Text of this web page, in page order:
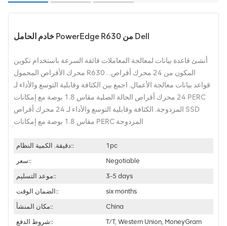
خادم الحامل PowerEdge R630 من Dell
أنشئ قاعدة بيانات لمعالجة المعاملات فائقة السرعة باستخدام تكوين
محرك الأقراص المحمول R630 المكون من 24 محرك أقراص. .
قواعد بيانات معالجة الأعمال. اجمع بين الكثافة وقابلية التوسع والأداء لـ
24 محرك أقراص الحالة الصلبة مقاس 1.8 بوصة مع إمكانات PERC
المزدوجة. الكثافة وقابلية التوسع والأداء لـ 24 محرك أقراص SSD
مقاس 1.8 بوصة مع إمكانات PERC المزدوجة
دقيقة. الكمية النظام::
1pc
سعر::
Negotiable
موعد التسليم::
3-5 days
الضمان الوقت::
six months
مكان المنشأ::
China
شروط الدفع::
T/T, Western Union, MoneyGram